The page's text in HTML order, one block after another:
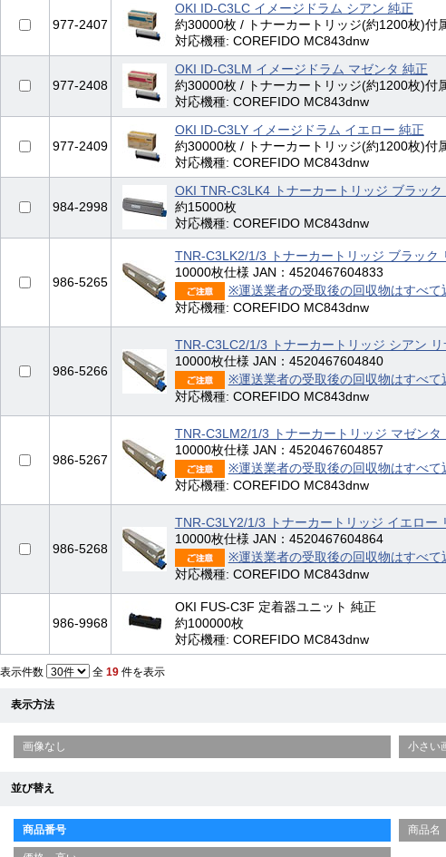
977-2407
OKI ID-C3LC イメージドラム シアン 純正
約30000枚 / トナーカートリッジ(約1200枚)付
対応機種: COREFIDO MC843dnw
977-2408
OKI ID-C3LM イメージドラム マゼンタ 純正
約30000枚 / トナーカートリッジ(約1200枚)付
対応機種: COREFIDO MC843dnw
977-2409
OKI ID-C3LY イメージドラム イエロー 純正
約30000枚 / トナーカートリッジ(約1200枚)付
対応機種: COREFIDO MC843dnw
984-2998
OKI TNR-C3LK4 トナーカートリッジ ブラック
約15000枚
対応機種: COREFIDO MC843dnw
986-5265
TNR-C3LK2/1/3 トナーカートリッジ ブラック
10000枚仕様 JAN：4520467604833
※運送業者の受取後の回収物はすべて
対応機種: COREFIDO MC843dnw
986-5266
TNR-C3LC2/1/3 トナーカートリッジ シアン リ
10000枚仕様 JAN：4520467604840
※運送業者の受取後の回収物はすべて
対応機種: COREFIDO MC843dnw
986-5267
TNR-C3LM2/1/3 トナーカートリッジ マゼンタ
10000枚仕様 JAN：4520467604857
※運送業者の受取後の回収物はすべて
対応機種: COREFIDO MC843dnw
986-5268
TNR-C3LY2/1/3 トナーカートリッジ イエロー
10000枚仕様 JAN：4520467604864
※運送業者の受取後の回収物はすべて
対応機種: COREFIDO MC843dnw
986-9968
OKI FUS-C3F 定着器ユニット 純正
約100000枚
対応機種: COREFIDO MC843dnw
表示件数 全 19 件を表示
表示方法
画像なし 小さい
並び替え
商品番号 商品名